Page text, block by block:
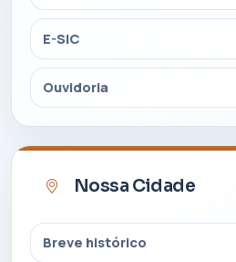
E-SIC
Ouvidoria
Nossa Cidade
Breve histórico